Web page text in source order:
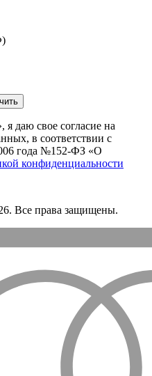
даю свое согласие на
в соответствии с
года №152-ФЗ «О
конфиденциальности
Все права защищены.